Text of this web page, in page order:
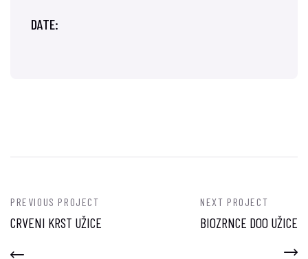
DATE:
PREVIOUS PROJECT
CRVENI KRST UŽICE
NEXT PROJECT
BIOZRNCE DOO UŽICE